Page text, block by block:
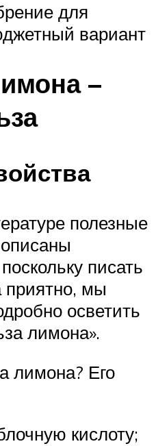
для
вариант
–
полезные
писать
приятно, мы
осветить
лимона».
лимона? Его
кислоту;